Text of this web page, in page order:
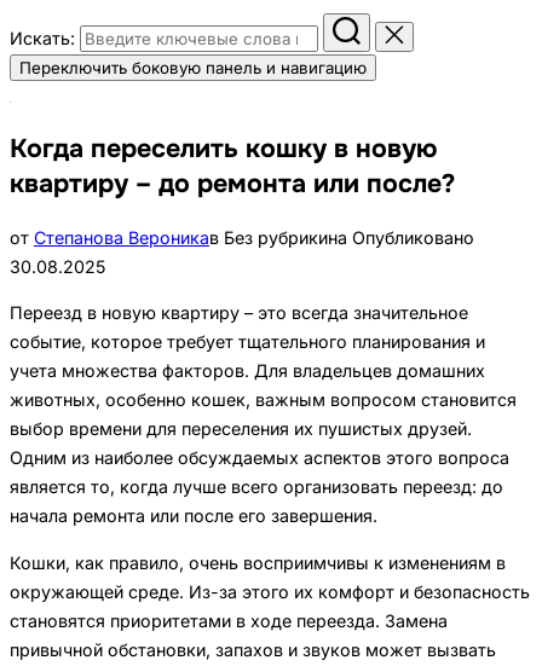
Искать:
Переключить боковую панель и навигацию
Когда переселить кошку в новую
квартиру – до ремонта или после?
от Степанова Вероникав Без рубрикина Опубликовано
30.08.2025
Переезд в новую квартиру – это всегда значительное
событие, которое требует тщательного планирования и
учета множества факторов. Для владельцев домашних
животных, особенно кошек, важным вопросом становится
выбор времени для переселения их пушистых друзей.
Одним из наиболее обсуждаемых аспектов этого вопроса
является то, когда лучше всего организовать переезд: до
начала ремонта или после его завершения.
Кошки, как правило, очень восприимчивы к изменениям в
окружающей среде. Из-за этого их комфорт и безопасность
становятся приоритетами в ходе переезда. Замена
привычной обстановки, запахов и звуков может вызвать